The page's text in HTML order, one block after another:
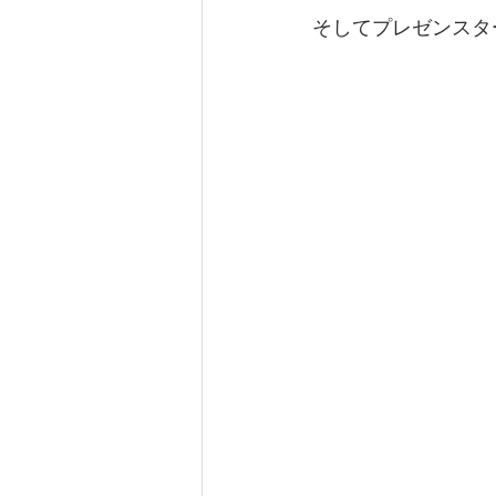
そしてプレゼンス